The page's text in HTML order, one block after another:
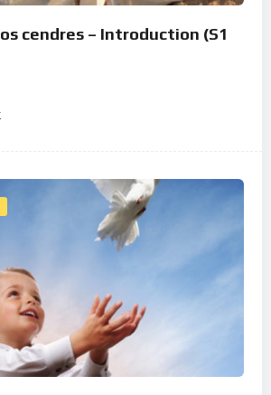
cendres – Introduction (S1